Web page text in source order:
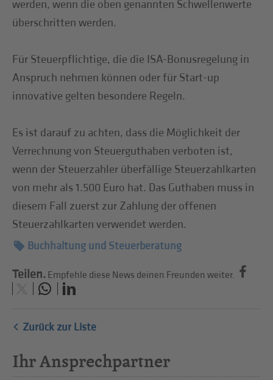
werden, wenn die oben genannten Schwellenwerte
überschritten werden.
Für Steuerpflichtige, die die ISA-Bonusregelung in
Anspruch nehmen können oder für Start-up
innovative gelten besondere Regeln.
Es ist darauf zu achten, dass die Möglichkeit der
Verrechnung von Steuerguthaben verboten ist,
wenn der Steuerzahler überfällige Steuerzahlkarten
von mehr als 1.500 Euro hat. Das Guthaben muss in
diesem Fall zuerst zur Zahlung der offenen
Steuerzahlkarten verwendet werden.
Buchhaltung und Steuerberatung
Teilen. Empfehle diese News deinen Freunden weiter.
Zurück zur Liste
Ihr Ansprechpartner